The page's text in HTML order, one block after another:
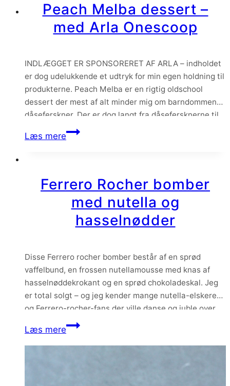
citron
og
Peach Melba dessert –
med Arla Onescoop
INDLÆGGET ER SPONSORERET AF ARLA – indholdet
er dog udelukkende et udtryk for min egen holdning til
produkterne. Peach Melba er en rigtig oldschool
dessert der mest af alt minder mig om barndommens
dåseferskner. Der er dog langt fra dåsefersknerne til
denne sommerlige og virkelig velsmagende dessert!
Og det bedste af det hele er at…
Læs merePeach
med
Arla
Onescoop
Ferrero Rocher bomber
med nutella og
hasselnødder
Disse Ferrero rocher bomber består af en sprød
vaffelbund, en frossen nutellamousse med knas af
hasselnøddekrokant og en sprød chokoladeskal. Jeg
er total solgt – og jeg kender mange nutella-elskere
og Ferrero-rocher-fans der ville danse og juble over
desserten her.
Læs mereFerrero